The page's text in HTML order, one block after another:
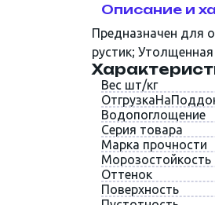
Описание и
Предназначен для
рустик;
Вес шт/кг
Водопоглощение
Серия товара
Марка прочности
Морозостойкость
Оттенок
Поверхность